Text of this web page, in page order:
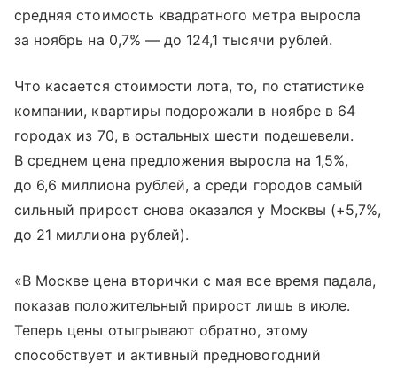
средняя стоимость квадратного метра выросла
за ноябрь на 0,7% — до 124,1 тысячи рублей.
Что касается стоимости лота, то, по статистике
компании, квартиры подорожали в ноябре в 64
городах из 70, в остальных шести подешевели.
В среднем цена предложения выросла на 1,5%,
до 6,6 миллиона рублей, а среди городов самый
сильный прирост снова оказался у Москвы (+5,7%,
до 21 миллиона рублей).
«В Москве цена вторички с мая все время падала,
показав положительный прирост лишь в июле.
Теперь цены отыгрывают обратно, этому
способствует и активный предновогодний